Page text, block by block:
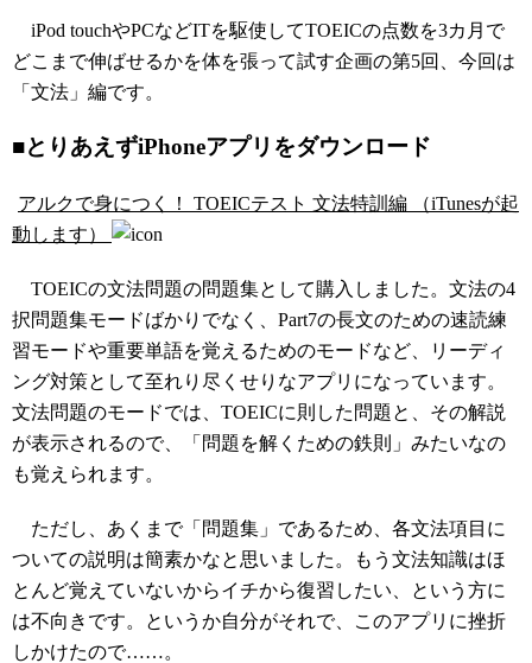
iPod touchやPCなどITを駆使してTOEICの点数を3カ月で
どこまで伸ばせるかを体を張って試す企画の第5回、今回は
「文法」編です。
■とりあえずiPhoneアプリをダウンロード
アルクで身につく！ TOEICテスト 文法特訓編 （iTunesが起
動します）
TOEICの文法問題の問題集として購入しました。文法の4
択問題集モードばかりでなく、Part7の長文のための速読練
習モードや重要単語を覚えるためのモードなど、リーディ
ング対策として至れり尽くせりなアプリになっています。
文法問題のモードでは、TOEICに則した問題と、その解説
が表示されるので、「問題を解くための鉄則」みたいなの
も覚えられます。
ただし、あくまで「問題集」であるため、各文法項目に
ついての説明は簡素かなと思いました。もう文法知識はほ
とんど覚えていないからイチから復習したい、という方に
は不向きです。というか自分がそれで、このアプリに挫折
しかけたので……。